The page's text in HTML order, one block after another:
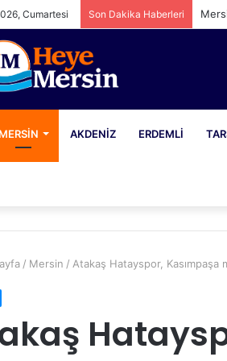
Cumartesi Son Dakika Haberleri
MERSIN AKDENIZ ERDEMLI
/ Mersin / Atakaş Hatayspor, Kasımpaşa